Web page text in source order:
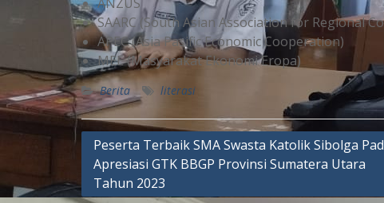
SAARC (South Asian Association for Regional
APEC (Asia Pasific Economic Cooperation)
MEE (Masyarakat Ekonomi Eropa)
Berita literasi
Peserta Terbaik SMA Swasta Katolik Sibolga
Apresiasi GTK BBGP Provinsi Sumatera Utara
Tahun 2023